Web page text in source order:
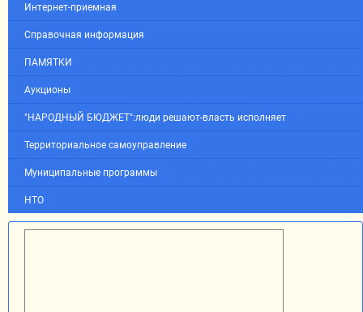
Интернет-приемная
Справочная информация
ПАМЯТКИ
Аукционы
"НАРОДНЫЙ БЮДЖЕТ":люди решают-власть исполняет
Территориальное самоуправление
Муниципальные программы
НТО